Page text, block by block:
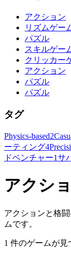
アクション
リズムゲー
パズル
スキルゲー
クリッカー
アクション
パズル
パズル
タグ
Physics-based2
ーティング4
ドベンチャー1サ
アクシ
アクションと格
ムです。
1 件のゲームが見